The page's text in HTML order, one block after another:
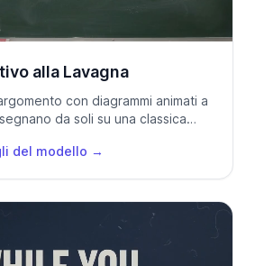
alla Lavagna
con diagrammi animati a
da soli su una classica
del modello →